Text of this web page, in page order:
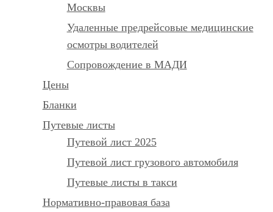
Москвы
Удаленные предрейсовые медицинские
осмотры водителей
Сопровождение в МАДИ
Цены
Бланки
Путевые листы
Путевой лист 2025
Путевой лист грузового автомобиля
Путевые листы в такси
Нормативно-правовая база